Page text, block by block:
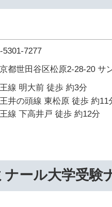
5301-7277
都世田谷区松原2-28-20 サ
線 明大前 徒歩 約3分
井の頭線 東松原 徒歩 約11
線 下高井戸 徒歩 約12分
ナール大学受験